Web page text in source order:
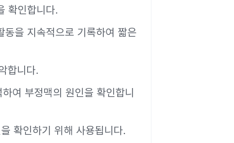
확인합니다.
을 지속적으로 기록하여 짧은
합니다.
여 부정맥의 원인을 확인합니
확인하기 위해 사용됩니다.